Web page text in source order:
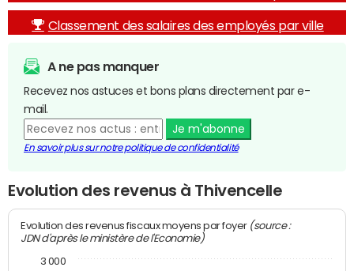
Classement des salaires des employés par ville
A ne pas manquer
Recevez nos astuces et bons plans directement par e-
mail.
Je m'abonne
En savoir plus sur notre politique de confidentialité
Evolution des revenus à Thivencelle
Evolution des revenus fiscaux moyens par foyer (source :
JDN d'après le ministère de l'Economie)
3 000